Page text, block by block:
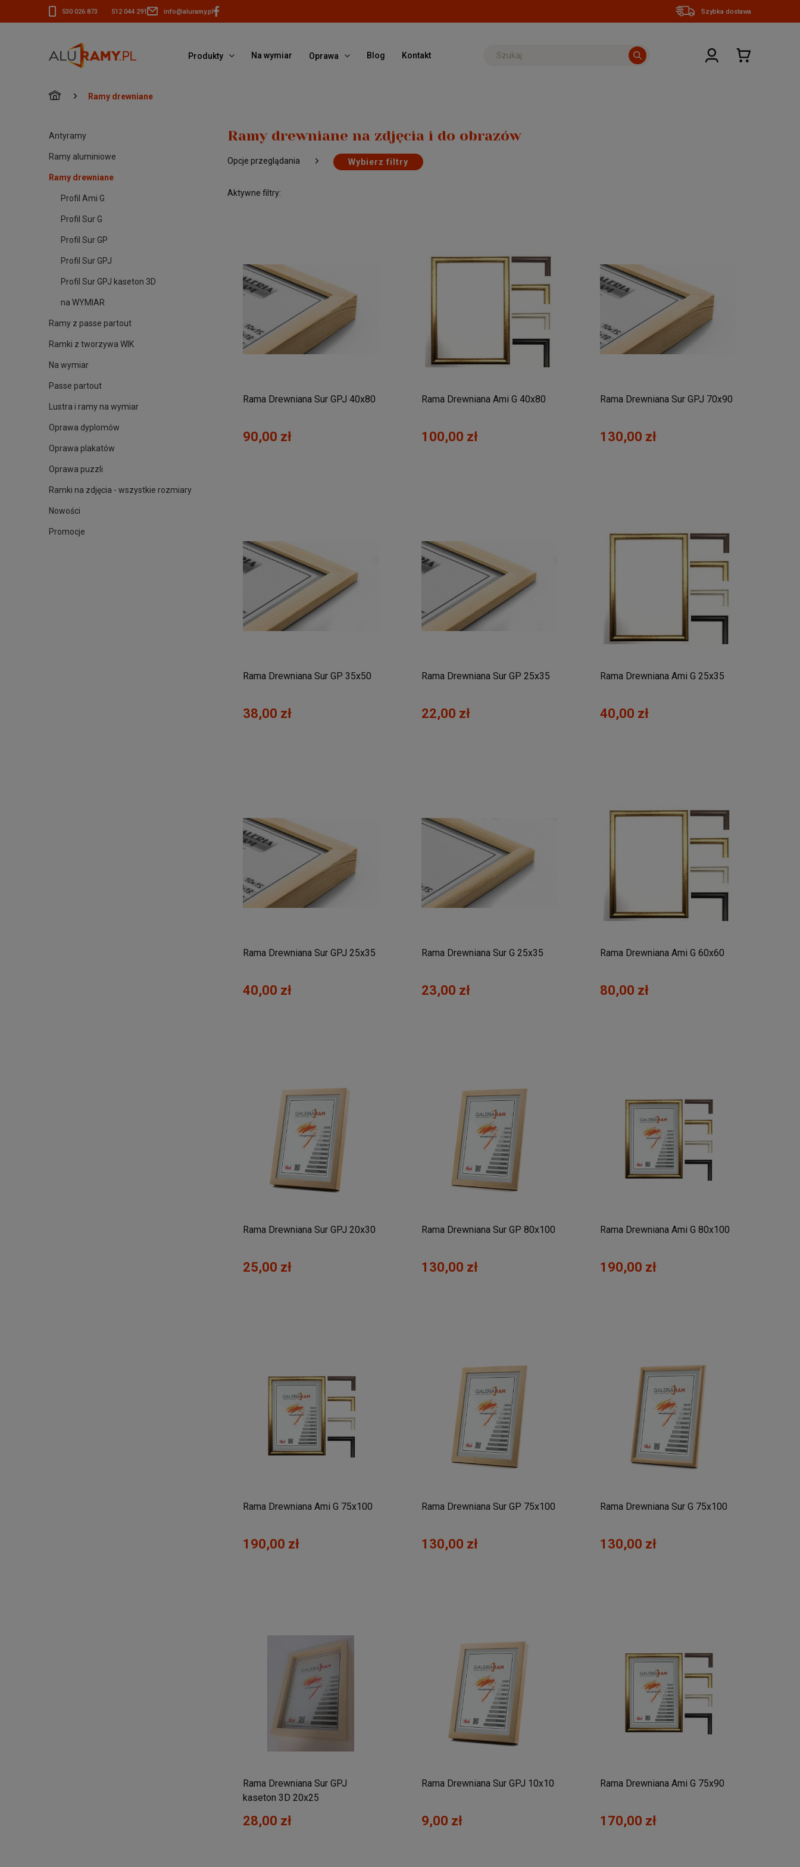
530 026 873 512 044 291 info@aluramy.pl Szybka dostawa
Produkty Na wymiar Oprawa Blog Kontakt
» Ramy drewniane
Antyramy
Ramy aluminiowe
Ramy drewniane
Profil Ami G
Profil Sur G
Profil Sur GP
Profil Sur GPJ
Profil Sur GPJ kaseton 3D
na WYMIAR
Ramy z passe partout
Ramki z tworzywa WIK
Na wymiar
Passe partout
Lustra i ramy na wymiar
Oprawa dyplomów
Oprawa plakatów
Oprawa puzzli
Ramki na zdjęcia - wszystkie rozmiary
Nowości
Promocje
Ramy drewniane na zdjęcia i do obrazów
Opcje przeglądania Wybierz filtry
Aktywne filtry:
Rama Drewniana Sur GPJ 40x80
90,00 zł
Rama Drewniana Ami G 40x80
100,00 zł
Rama Drewniana Sur GPJ 70x90
130,00 zł
Rama Drewniana Sur GP 35x50
38,00 zł
Rama Drewniana Sur GP 25x35
22,00 zł
Rama Drewniana Ami G 25x35
40,00 zł
Rama Drewniana Sur GPJ 25x35
40,00 zł
Rama Drewniana Sur G 25x35
23,00 zł
Rama Drewniana Ami G 60x60
80,00 zł
Rama Drewniana Sur GPJ 20x30
25,00 zł
Rama Drewniana Sur GP 80x100
130,00 zł
Rama Drewniana Ami G 80x100
190,00 zł
Rama Drewniana Ami G 75x100
190,00 zł
Rama Drewniana Sur GP 75x100
130,00 zł
Rama Drewniana Sur G 75x100
130,00 zł
Rama Drewniana Sur GPJ
kaseton 3D 20x25
28,00 zł
Rama Drewniana Sur GPJ 10x10
9,00 zł
Rama Drewniana Ami G 75x90
170,00 zł